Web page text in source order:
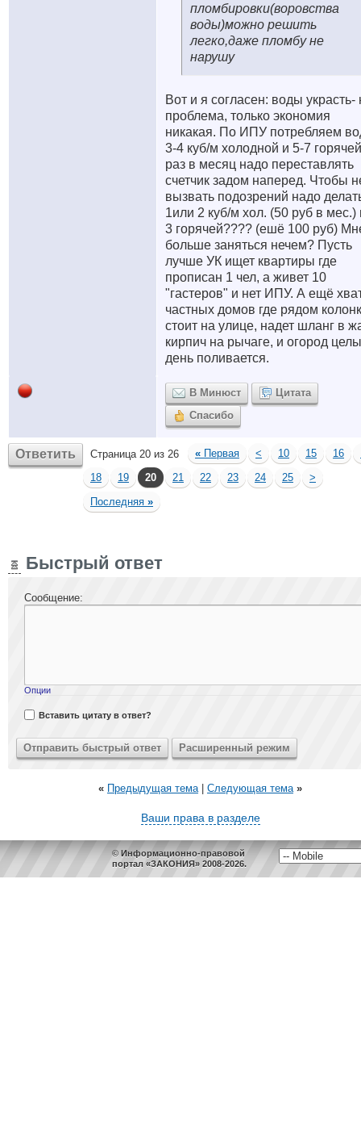
пломбировки(воровства
воды)можно решить
легко,даже пломбу не
нарушу
Вот и я согласен: воды украсть-
проблема, только экономия
никакая. По ИПУ потребляем
3-4 куб/м холодной и 5-7
раз в месяц надо переставлять
счетчик задом наперед. Чтобы
вызвать подозрений надо
1или 2 куб/м хол. (50 руб в мес.)
3 горячей???? (ешё 100 руб)
больше заняться нечем? Пусть
лучше УК ищет квартиры где
прописан 1 чел, а живет 10
"гастеров" и нет ИПУ. А ещё
частных домов где рядом
стоит на улице, надет шланг в
кирпич на рычаге, и огород
день поливается.
В Минюст
Цитата
Спасибо
Ответить Страница 20 из 26 « Первая < 10 15 16
18
19 20 21 22 23 24 25
>
Последняя »
Быстрый ответ
Сообщение:
Опции
Вставить цитату в ответ?
« Предыдущая тема| Следующая тема »
Ваши права в разделе
© Информационно-правовой
портал «ЗАКОНИЯ» 2008-2026.